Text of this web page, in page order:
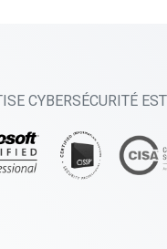
CYBERSÉCURITÉ